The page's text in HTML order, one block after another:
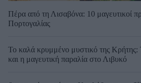
Πέρα από τη Λισαβόνα: 10 μαγευτικοί
Πορτογαλίας
Το καλά κρυμμένο μυστικό της Κρήτης:
και η μαγευτική παραλία στο Λιβυκό